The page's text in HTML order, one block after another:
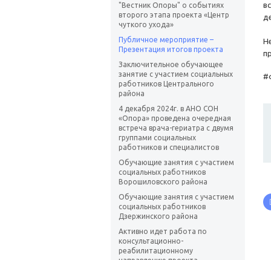
"Вестник Опоры" о событиях
второго этапа проекта «Центр
чуткого ухода»
Публичное мероприятие –
Презентация итогов проекта
Заключительное обучающее
занятие с участием социальных
работников Центрального
района
4 декабря 2024г. в АНО СОН
«Опора» проведена очередная
встреча врача-гериатра с двумя
группами социальных
работников и специалистов
Обучающие занятия с участием
социальных работников
Ворошиловского района
Обучающие занятия с участием
социальных работников
Дзержинского района
Активно идет работа по
консультационно-
реабилитационному